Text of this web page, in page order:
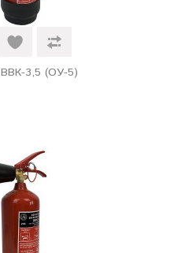
ВВК-3,5 (ОУ-5)